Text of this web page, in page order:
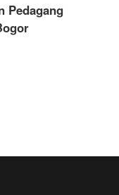
Pedagang